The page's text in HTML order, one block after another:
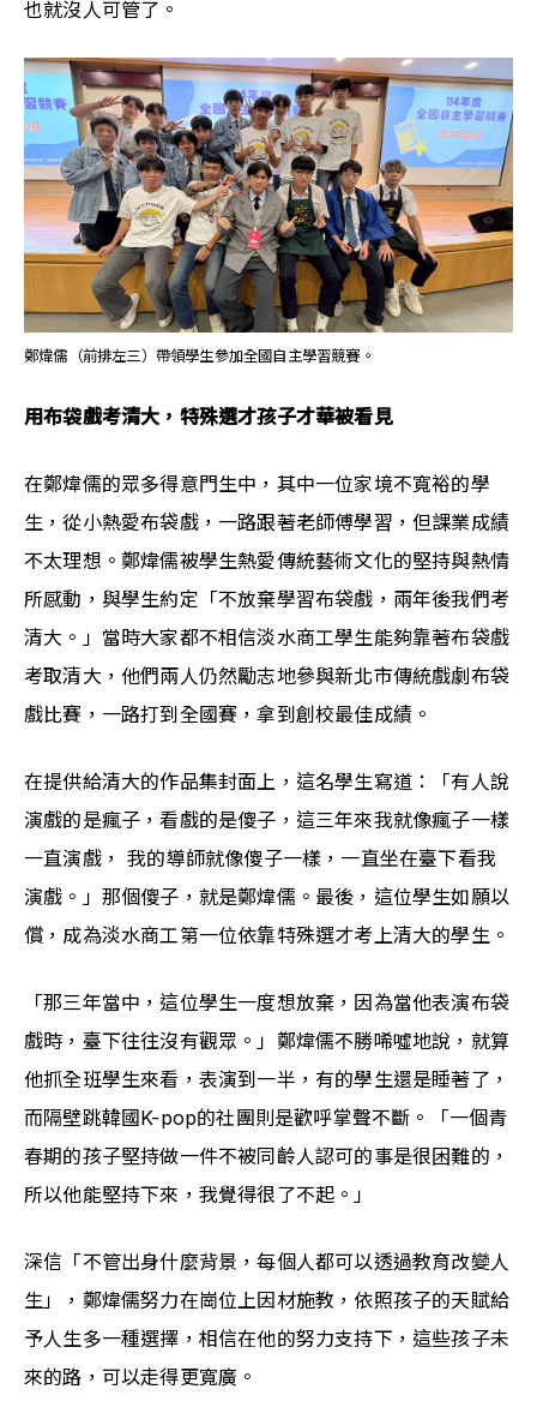
也就沒人可管了。
鄭煒儒（前排左三）帶領學生參加全國自主學習競賽。
用布袋戲考清大，特殊選才孩子才華被看見
在鄭煒儒的眾多得意門生中，其中一位家境不寬裕的學
生，從小熱愛布袋戲，一路跟著老師傅學習，但課業成績
不太理想。鄭煒儒被學生熱愛傳統藝術文化的堅持與熱情
所感動，與學生約定「不放棄學習布袋戲，兩年後我們考
清大。」當時大家都不相信淡水商工學生能夠靠著布袋戲
考取清大，他們兩人仍然勵志地參與新北市傳統戲劇布袋
戲比賽，一路打到全國賽，拿到創校最佳成績。
在提供給清大的作品集封面上，這名學生寫道：「有人說
演戲的是瘋子，看戲的是傻子，這三年來我就像瘋子一樣
一直演戲， 我的導師就像傻子一樣，一直坐在臺下看我
演戲。」那個傻子，就是鄭煒儒。最後，這位學生如願以
償，成為淡水商工第一位依靠特殊選才考上清大的學生。
「那三年當中，這位學生一度想放棄，因為當他表演布袋
戲時，臺下往往沒有觀眾。」鄭煒儒不勝唏噓地說，就算
他抓全班學生來看，表演到一半，有的學生還是睡著了，
而隔壁跳韓國K-pop的社團則是歡呼掌聲不斷。「一個青
春期的孩子堅持做一件不被同齡人認可的事是很困難的，
所以他能堅持下來，我覺得很了不起。」
深信「不管出身什麼背景，每個人都可以透過教育改變人
生」，鄭煒儒努力在崗位上因材施教，依照孩子的天賦給
予人生多一種選擇，相信在他的努力支持下，這些孩子未
來的路，可以走得更寬廣。